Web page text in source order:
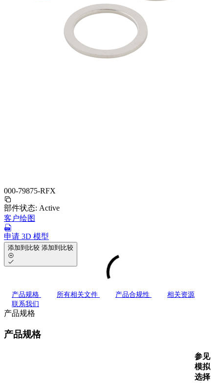
000-79875-RFX
部件状态: Active
客户绘图
申请 3D 模型
添加到比较 添加到比较
产品规格 所有相关文件 产品合规性
相关资源
联系我们
产品规格
产品规格
参见
模拟
选择